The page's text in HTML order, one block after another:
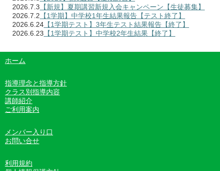
2026.7.3 【新規】夏期講習新規入会キャンペーン【生徒募集】
2026.7.2 【1学期】中学校1年生結果報告【テスト終了】
2026.6.24 【1学期テスト】3年生テスト結果報告【終了】
2026.6.23 【1学期テスト】中学校2年生結果【終了】
ホーム
指導理念と指導方針
クラス別指導内容
講師紹介
ご利用案内
メンバー入り口
お問い合せ
利用規約